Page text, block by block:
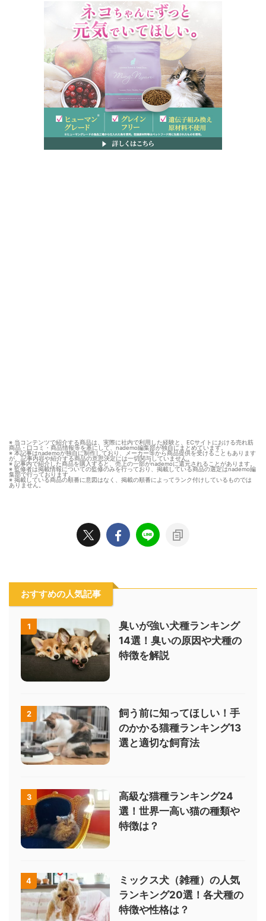
※ 当コンテンツで紹介する商品は、実際に社内で利用した経験と、ECサイトにおける売れ筋
商品・口コミ・商品情報等を基にして、nademo編集部が独自にまとめています。
※ 本記事はnademoが独自に制作しており、メーカー等から商品提供を受けることもあります
が、記事内容や紹介する商品の意思決定には一切関与していません。
※ 記事内で紹介した商品を購入すると、売上の一部がnademoに還元されることがあります。
※ 監修者は掲載情報についての監修のみを行っており、掲載している商品の選定はnademo編
集部で行っております。
※ 掲載している商品の順番に意図はなく、掲載の順番によってランク付けしているものでは
ありません。
おすすめの人気記事
1
臭いが強い犬種ランキング
14選！臭いの原因や犬種の
特徴を解説
2
飼う前に知ってほしい！手
のかかる猫種ランキング13
選と適切な飼育法
3
高級な猫種ランキング24
選！世界一高い猫の種類や
特徴は？
4
ミックス犬（雑種）の人気
ランキング20選！各犬種の
特徴や性格は？